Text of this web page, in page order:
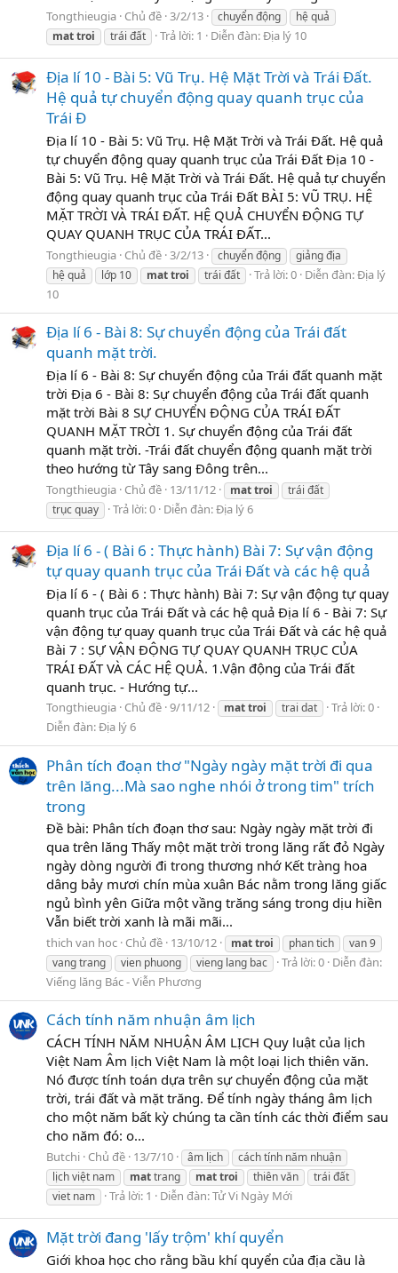
Tongthieugia Chủ đề 3/2/13 chuyển động
hệ quả
mattroi trái đất Trả lời: 1 Diễn đàn:Địa lý 10
Địa lí 10 - Bài 5: Vũ Trụ. Hệ Mặt Trời và Trái Đất.
Hệ quả tự chuyển động quay quanh trục của
Trái Đ
Địa lí 10 - Bài 5: Vũ Trụ. Hệ Mặt Trời và Trái Đất. Hệ quả
tự chuyển động quay quanh trục của Trái Đất Địa 10 -
Bài 5: Vũ Trụ. Hệ Mặt Trời và Trái Đất. Hệ quả tự chuyển
động quay quanh trục của Trái Đất BÀI 5: VŨ TRỤ. HỆ
MẶT TRỜI VÀ TRÁI ĐẤT. HỆ QUẢ CHUYỂN ĐỘNG TỰ
QUAY QUANH TRỤC CỦA TRÁI ĐẤT...
Tongthieugia Chủ đề 3/2/13 chuyển động
giảng địa
hệ quả
lớp 10 mattroi trái đất Trả lời: 0 Diễn đàn:Địa lý
10
Địa lí 6 - Bài 8: Sự chuyển động của Trái đất
quanh mặt trời.
Địa lí 6 - Bài 8: Sự chuyển động của Trái đất quanh mặt
trời Địa 6 - Bài 8: Sự chuyển động của Trái đất quanh
mặt trời Bài 8 SỰ CHUYỂN ĐỘNG CỦA TRÁI ĐẤT
QUANH MẶT TRỜI 1. Sự chuyển động của Trái đất
quanh mặt trời. -Trái đất chuyển động quanh mặt trời
theo hướng từ Tây sang Đông trên...
Tongthieugia Chủ đề 13/11/12 mattroi
trái đất
trục quay
Trả lời: 0 Diễn đàn:Địa lý 6
Địa lí 6 - ( Bài 6 : Thực hành) Bài 7: Sự vận động
tự quay quanh trục của Trái Đất và các hệ quả
Địa lí 6 - ( Bài 6 : Thực hành) Bài 7: Sự vận động tự quay
quanh trục của Trái Đất và các hệ quả Địa lí 6 - Bài 7: Sự
vận động tự quay quanh trục của Trái Đất và các hệ quả
Bài 7 : SỰ VẬN ĐỘNG TỰ QUAY QUANH TRỤC CỦA
TRÁI ĐẤT VÀ CÁC HỆ QUẢ. 1.Vận động của Trái đất
quanh trục. - Hướng tự...
Tongthieugia Chủ đề 9/11/12 mattroi trai dat
Trả lời: 0
Diễn đàn:Địa lý 6
Phân tích đoạn thơ "Ngày ngày mặt trời đi qua
trên lăng...Mà sao nghe nhói ở trong tim" trích
trong
Đề bài: Phân tích đoạn thơ sau: Ngày ngày mặt trời đi
qua trên lăng Thấy một mặt trời trong lăng rất đỏ Ngày
ngày dòng người đi trong thương nhớ Kết tràng hoa
dâng bảy mươi chín mùa xuân Bác nằm trong lăng giấc
ngủ bình yên Giữa một vầng trăng sáng trong dịu hiền
Vẫn biết trời xanh là mãi mãi...
thich van hoc Chủ đề 13/10/12 mattroi phan tich
van 9
vang trang
vien phuong vieng lang bac Trả lời: 0 Diễn đàn:
Viếng lăng Bác - Viễn Phương
Cách tính năm nhuận âm lịch
CÁCH TÍNH NĂM NHUẬN ÂM LỊCH Quy luật của lịch
Việt Nam Âm lịch Việt Nam là một loại lịch thiên văn.
Nó được tính toán dựa trên sự chuyển động của mặt
trời, trái đất và mặt trăng. Để tính ngày tháng âm lịch
cho một năm bất kỳ chúng ta cần tính các thời điểm sau
cho năm đó: o...
Butchi Chủ đề 13/7/10 âm lịch
cách tính năm nhuận
lịch việt nam
mattrang mattroi thiên văn
trái đất
viet nam
Trả lời: 1 Diễn đàn:Tử Vi Ngày Mới
Mặt trời đang 'lấy trộm' khí quyển
Giới khoa học cho rằng bầu khí quyển của địa cầu là